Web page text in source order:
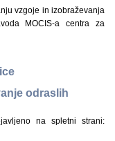
vzgoje in izobraževanja
MOCIS-a centra za
odraslih
na spletni strani: